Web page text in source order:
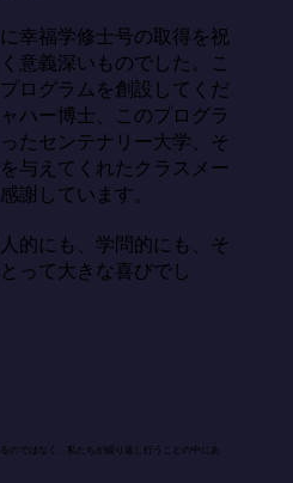
幸福学修士号の取得を祝
意義深いものでした。こ
ログラムを創設してくだ
ハー博士、このプログラ
たセンテナリー大学、そ
与えてくれたクラスメー
謝しています。
的にも、学問的にも、そ
って大きな喜びでし
のではなく、私たちが繰り返し行うことの中にあ